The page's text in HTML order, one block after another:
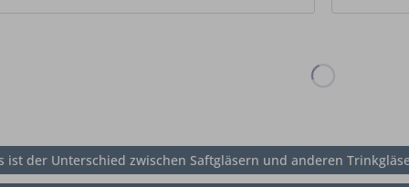
ist der Unterschied zwischen Saftgläsern und anderen